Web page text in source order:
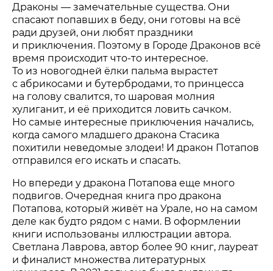
Драконы — замечательные существа. Они
спасают попавших в беду, они готовы на всё
ради друзей, они любят праздники
и приключения. Поэтому в Городе Драконов всё
время происходит что-то интересное.
То из новогодней ёлки пальма вырастет
с абрикосами и бутербродами, то принцесса
на голову свалится, то шаровая молния
хулиганит, и её приходится ловить сачком.
Но самые интересные приключения начались,
когда самого младшего дракона Стасика
похитили неведомые злодеи! И дракон Потапов
отправился его искать и спасать.
Но впереди у дракона Потапова еще много
подвигов. Очередная книга про дракона
Потапова, который живёт на Урале, но на самом
деле как будто рядом с нами. В оформлении
книги использованы иллюстрации автора.
Светлана Лаврова, автор более 90 книг, лауреат
и финалист множества литературных